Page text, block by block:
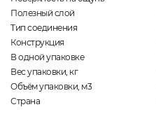
Полезный слой
Тип соединения
Конструкция
В одной упаковке
Вес упаковки, кг
Объём упаковки, м3
Страна